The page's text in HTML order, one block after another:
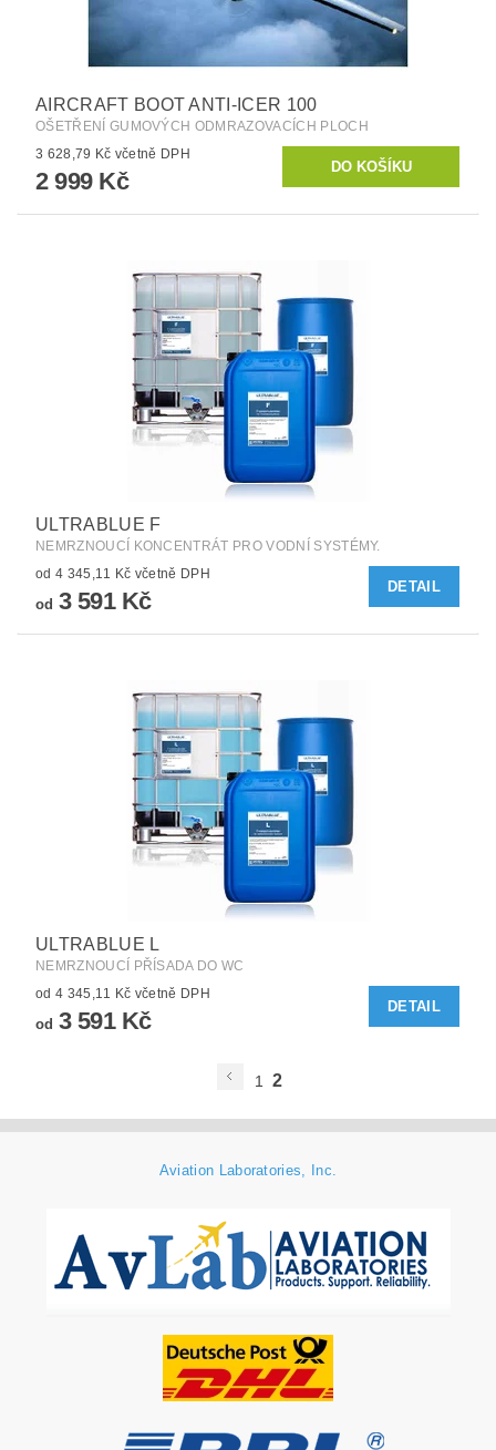
AIRCRAFT BOOT ANTI-ICER 100
OŠETŘENÍ GUMOVÝCH ODMRAZOVACÍCH PLOCH
3 628,79 Kč včetně DPH
2 999 Kč
ULTRABLUE F
NEMRZNOUCÍ KONCENTRÁT PRO VODNÍ SYSTÉMY.
od 4 345,11 Kč včetně DPH
od 3 591 Kč
DETAIL
ULTRABLUE L
NEMRZNOUCÍ PŘÍSADA DO WC
od 4 345,11 Kč včetně DPH
od 3 591 Kč
DETAIL
1 2
Aviation Laboratories, Inc.